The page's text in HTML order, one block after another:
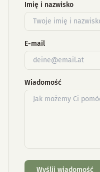
Imię i nazwisko
E-mail
Wiadomość
Wyślij wiadomość